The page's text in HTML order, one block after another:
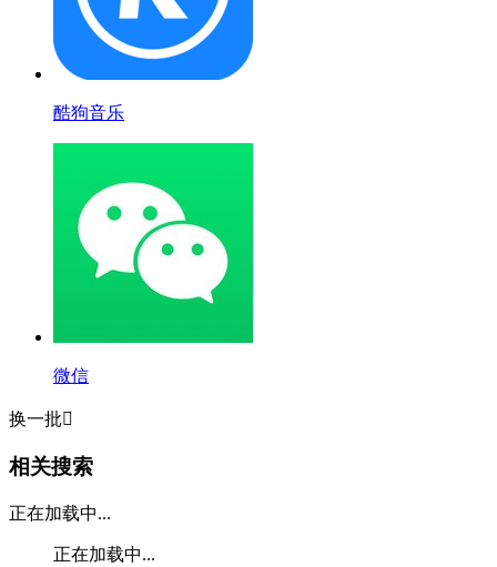
酷狗音乐
微信
换一批
相关搜索
正在加载中...
正在加载中...